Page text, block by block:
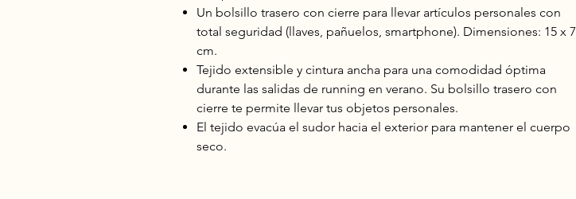
Un bolsillo trasero con cierre para llevar artículos personales con
total seguridad (llaves, pañuelos, smartphone). Dimensiones: 15 x 7
cm.
Tejido extensible y cintura ancha para una comodidad óptima
durante las salidas de running en verano. Su bolsillo trasero con
cierre te permite llevar tus objetos personales.
El tejido evacúa el sudor hacia el exterior para mantener el cuerpo
seco.